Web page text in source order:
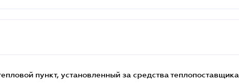
пункт, установленный за средства теплопоставщика